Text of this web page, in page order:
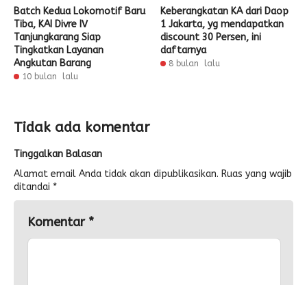
Batch Kedua Lokomotif Baru
Tiba, KAI Divre IV
Tanjungkarang Siap
Tingkatkan Layanan
Angkutan Barang
10 bulan lalu
Keberangkatan KA dari Daop
1 Jakarta, yg mendapatkan
discount 30 Persen, ini
daftarnya
8 bulan lalu
Tidak ada komentar
Tinggalkan Balasan
Alamat email Anda tidak akan dipublikasikan. Ruas yang wajib
ditandai *
Komentar *